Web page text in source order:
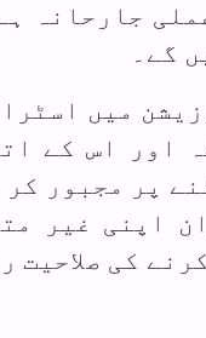
جارحانہ
گے۔
میں
اور اس کے
پر مجبور کر
اپنی غیر
کی صلاحیت